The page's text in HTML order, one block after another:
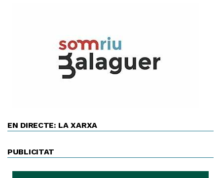
EN DIRECTE: LA XARXA
PUBLICITAT